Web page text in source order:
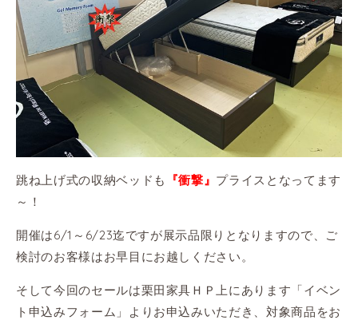
跳ね上げ式の収納ベッドも 『衝撃』 プライスとなってます
～！
開催は6/1～6/23迄ですが展示品限りとなりますので、ご
検討のお客様はお早目にお越しください。
そして今回のセールは栗田家具ＨＰ上にあります「イベン
ト申込みフォーム」よりお申込みいただき、対象商品をお